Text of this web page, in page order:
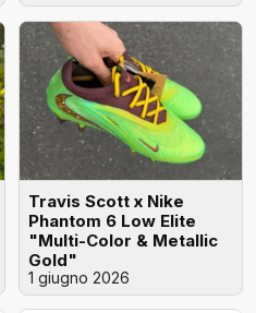
Travis Scott x Nike
Phantom 6 Low Elite
"Multi-Color & Metallic
Gold"
1 giugno 2026